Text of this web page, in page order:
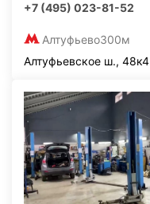
+7 (495) 023-81-52
Алтуфьево300м
Алтуфьевское ш., 48к4